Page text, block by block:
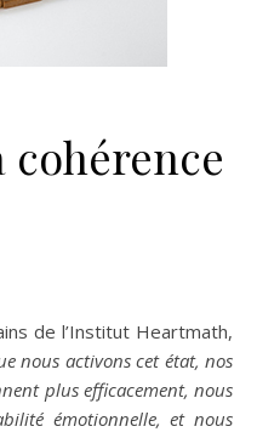
cohérence
de l’Institut Heartmath,
nous activons cet état, nos
plus efficacement, nous
émotionnelle, et nous